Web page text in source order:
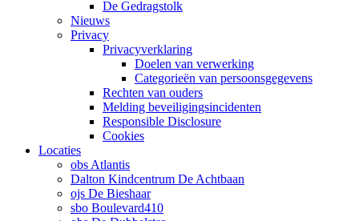
De Gedragstolk
Nieuws
Privacy
Privacyverklaring
Doelen van verwerking
Categorieën van persoonsgegevens
Rechten van ouders
Melding beveiligingsincidenten
Responsible Disclosure
Cookies
Locaties
obs Atlantis
Dalton Kindcentrum De Achtbaan
ojs De Bieshaar
sbo Boulevard410